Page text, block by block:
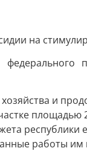
на
и
республики
работы